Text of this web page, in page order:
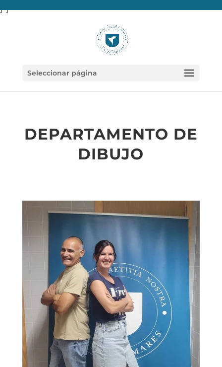
} }
Seleccionar página
DEPARTAMENTO DE
DIBUJO